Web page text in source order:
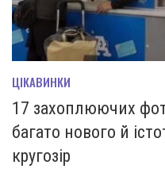
ЦІКАВИНКИ
17 захоплюючих
багато нового й
кругозір